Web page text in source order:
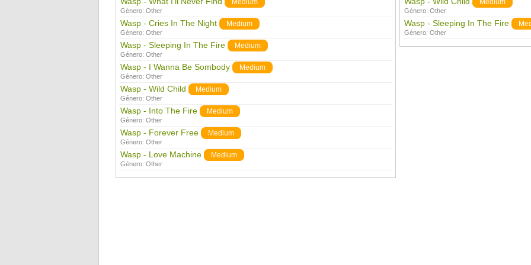
Medium
Género: Other
Wasp - Cries In The Night Medium
Género: Other
Wasp - Sleeping In The Fire Medium
Género: Other
Wasp - I Wanna Be Sombody Medium
Género: Other
Wasp - Wild Child Medium
Género: Other
Wasp - Into The Fire Medium
Género: Other
Wasp - Forever Free Medium
Género: Other
Wasp - Love Machine Medium
Género: Other
Medium
Género: Other
Wasp - Sleeping In The Fire
Género: Other